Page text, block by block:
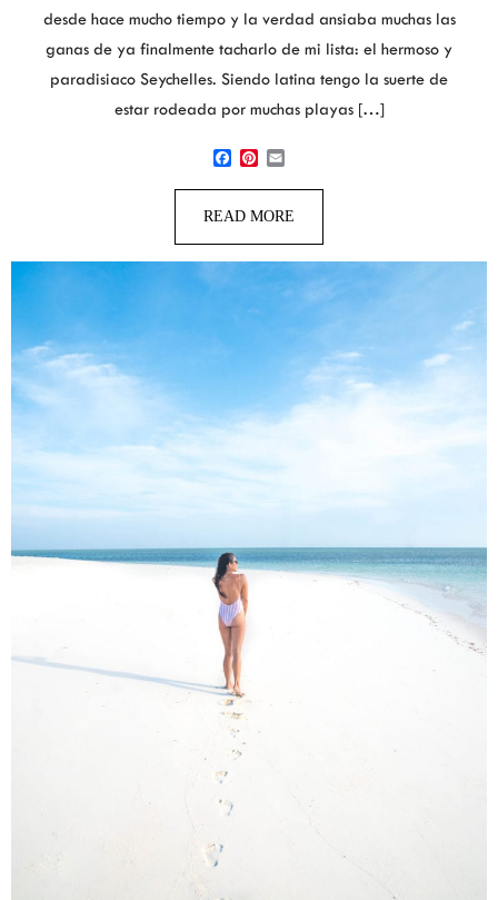
desde hace mucho tiempo y la verdad ansiaba muchas las
ganas de ya finalmente tacharlo de mi lista: el hermoso y
paradisiaco Seychelles. Siendo latina tengo la suerte de
estar rodeada por muchas playas […]
READ MORE